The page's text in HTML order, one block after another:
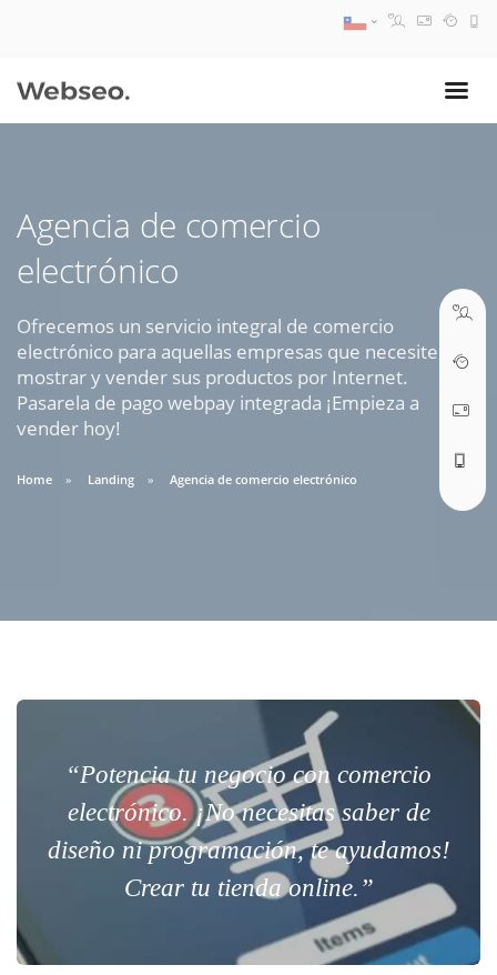
Agencia de comercio
electrónico
Ofrecemos un servicio integral de comercio
electrónico para aquellas empresas que necesiten
mostrar y vender sus productos por Internet.
Pasarela de pago webpay integrada ¡Empieza a
vender hoy!
Home Landing Agencia de comercio electrónico
“Potencia tu negocio con comercio
electrónico. ¡No necesitas saber de
diseño ni programación, te ayudamos!
Crear tu tienda online.”
09:30 AM A 18:30 PM
soporte@webseo.cl
ABRIR TICKET